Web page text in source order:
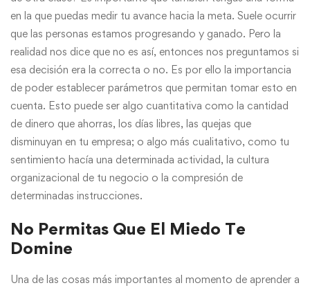
en la que puedas medir tu avance hacia la meta. Suele ocurrir
que las personas estamos progresando y ganado. Pero la
realidad nos dice que no es así, entonces nos preguntamos si
esa decisión era la correcta o no. Es por ello la importancia
de poder establecer parámetros que permitan tomar esto en
cuenta. Esto puede ser algo cuantitativa como la cantidad
de dinero que ahorras, los días libres, las quejas que
disminuyan en tu empresa; o algo más cualitativo, como tu
sentimiento hacía una determinada actividad, la cultura
organizacional de tu negocio o la compresión de
determinadas instrucciones.
No Permitas Que El Miedo Te
Domine
Una de las cosas más importantes al momento de aprender a